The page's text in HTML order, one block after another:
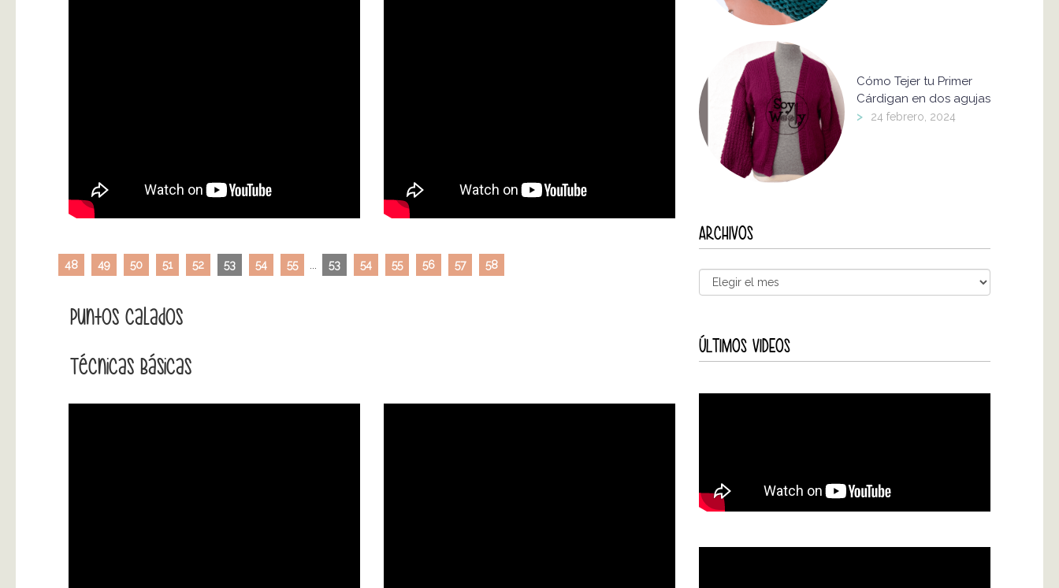
48 49 50 51 52 53 54 55 53 54 55 56 57 58
Puntos Calados
Técnicas Básicas
Cómo Tejer tu Primer
Cárdigan en dos agujas
> 24 febrero, 2024
ARCHIVOS
ÚLTIMOS VIDEOS